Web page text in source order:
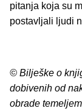
pitanja koja su
postavljali ljudi
© Bilješke o
dobivenih od
obrade